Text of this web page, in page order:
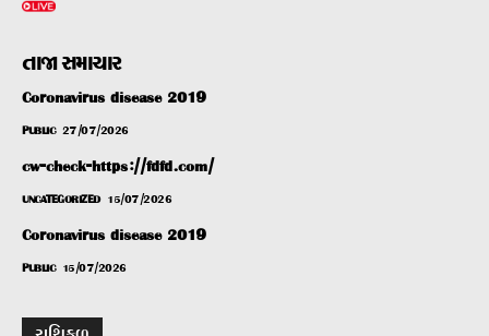
તાજા સમાચાર
Coronavirus disease 2019
PUBLIC 27/07/2026
cw-check-https://fdfd.com/
UNCATEGORIZED 15/07/2026
Coronavirus disease 2019
PUBLIC 15/07/2026